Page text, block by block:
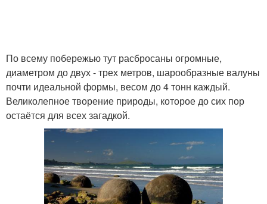
По всему побережью тут расбросаны огромные,
диаметром до двух - трех метров, шарообразные валуны
почти идеальной формы, весом до 4 тонн каждый.
Великолепное творение природы, которое до сих пор
остаётся для всех загадкой.